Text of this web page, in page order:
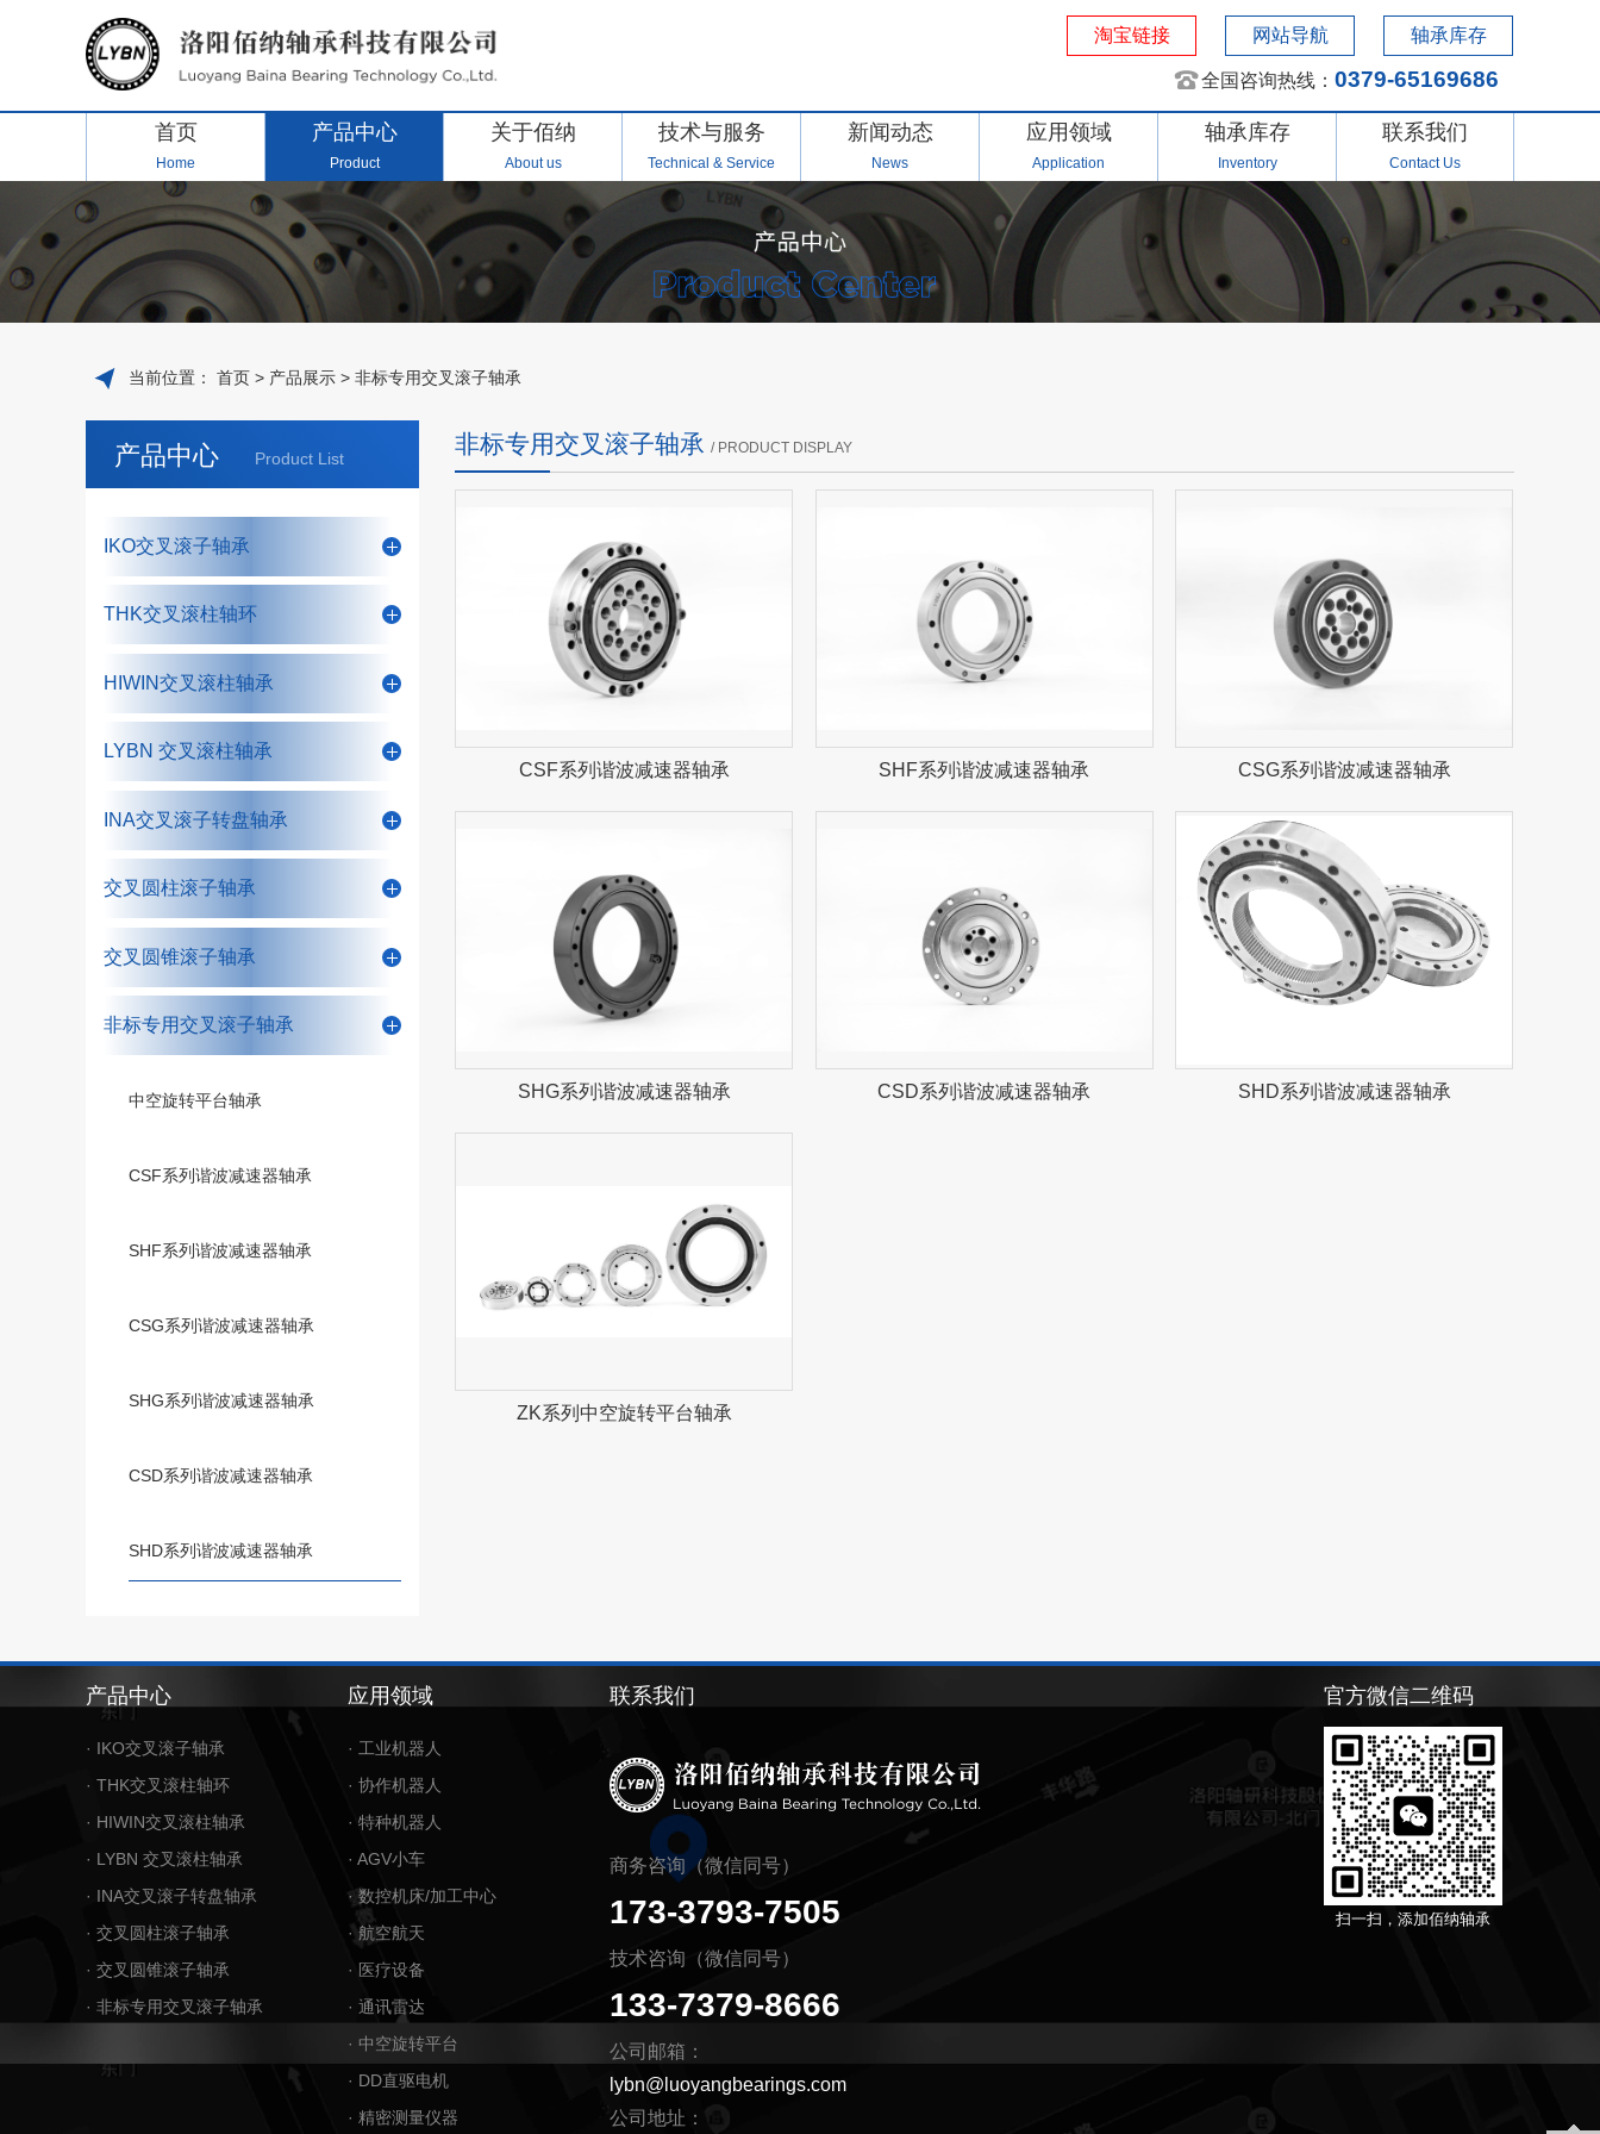
淘宝链接 网站导航 轴承库存
全国咨询热线：0379-65169686
首页
Home
产品中心
Product
关于佰纳
About us
技术与服务
Technical & Service
新闻动态
News
应用领域
Application
轴承库存
Inventory
联系我们
Contact Us
当前位置： 首页 > 产品展示 > 非标专用交叉滚子轴承
产品中心 Product List
IKO交叉滚子轴承
THK交叉滚柱轴环
HIWIN交叉滚柱轴承
LYBN 交叉滚柱轴承
INA交叉滚子转盘轴承
交叉圆柱滚子轴承
交叉圆锥滚子轴承
非标专用交叉滚子轴承
中空旋转平台轴承
CSF系列谐波减速器轴承
SHF系列谐波减速器轴承
CSG系列谐波减速器轴承
SHG系列谐波减速器轴承
CSD系列谐波减速器轴承
SHD系列谐波减速器轴承
非标专用交叉滚子轴承 / PRODUCT DISPLAY
CSF系列谐波减速器轴承 SHF系列谐波减速器轴承 CSG系列谐波减速器轴承
SHG系列谐波减速器轴承 CSD系列谐波减速器轴承 SHD系列谐波减速器轴承
ZK系列中空旋转平台轴承
产品中心
· IKO交叉滚子轴承
· THK交叉滚柱轴环
· HIWIN交叉滚柱轴承
· LYBN 交叉滚柱轴承
· INA交叉滚子转盘轴承
· 交叉圆柱滚子轴承
· 交叉圆锥滚子轴承
· 非标专用交叉滚子轴承
应用领域
· 工业机器人
· 协作机器人
· 特种机器人
· AGV小车
· 数控机床/加工中心
· 航空航天
· 医疗设备
· 通讯雷达
· 中空旋转平台
· DD直驱电机
· 精密测量仪器
联系我们
商务咨询（微信同号）
173-3793-7505
技术咨询（微信同号）
133-7379-8666
公司邮箱：
lybn@luoyangbearings.com
公司地址：
官方微信二维码
扫一扫，添加佰纳轴承